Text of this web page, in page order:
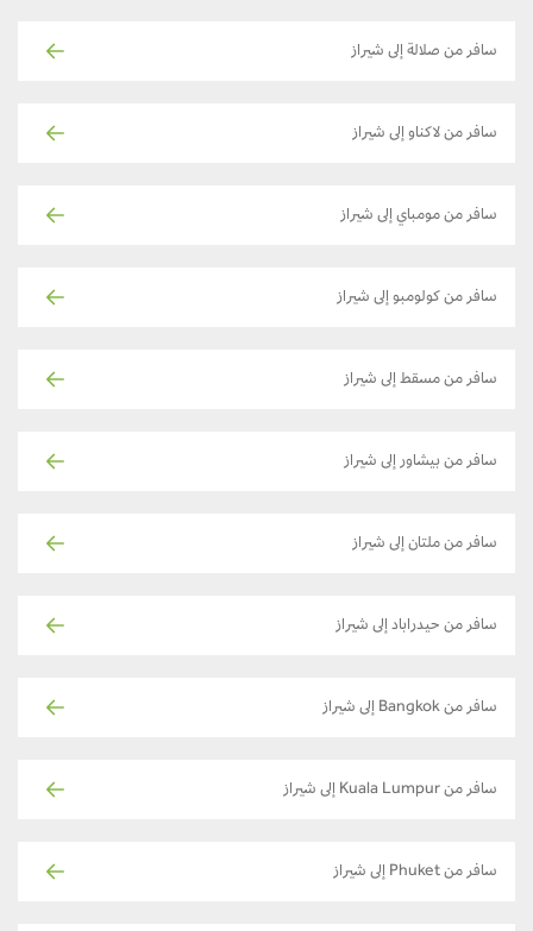
سافر من صلالة إلى شيراز
سافر من لاكناو إلى شيراز
سافر من مومباي إلى شيراز
سافر من كولومبو إلى شيراز
سافر من مسقط إلى شيراز
سافر من بيشاور إلى شيراز
سافر من ملتان إلى شيراز
سافر من حيدراباد إلى شيراز
سافر من Bangkok إلى شيراز
سافر من Kuala Lumpur إلى شيراز
سافر من Phuket إلى شيراز